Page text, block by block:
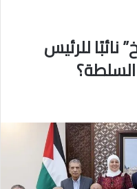
نائبًا للرئيس